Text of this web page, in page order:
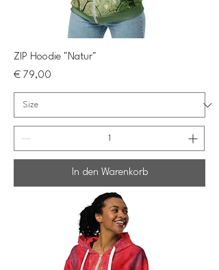
ZIP Hoodie "Natur"
Preis
€ 79,00
In den Warenkorb